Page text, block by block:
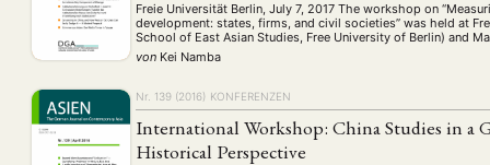
Politik (417) Politikwissenschaften (13) Praktikum
Recht (20) Religion Sozialwissenschaften
Umwelt Veranstaltung
Freie Universität Berlin, July 7, 2017 The workshop on
development: states, firms, and civil societies” was held at
School of East Asian Studies, Free University of Berlin) and
von Kei Namba
Nr. 139 (2016) KONFERENZEN
International Workshop: China Studies in a
Historical Perspective